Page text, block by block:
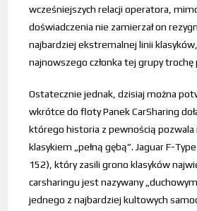
wcześniejszych relacji operatora,
doświadczenia nie zamierzał on
najbardziej ekstremalnej linii klasyków,
najnowszego członka tej grupy trochę
Ostatecznie jednak, dzisiaj można
wkrótce do floty Panek CarSharing
którego historia z pewnością pozwala
klasykiem „pełną gębą”. Jaguar F-
152), który zasili grono klasyków
carsharingu jest nazywany
jednego z najbardziej kultowych